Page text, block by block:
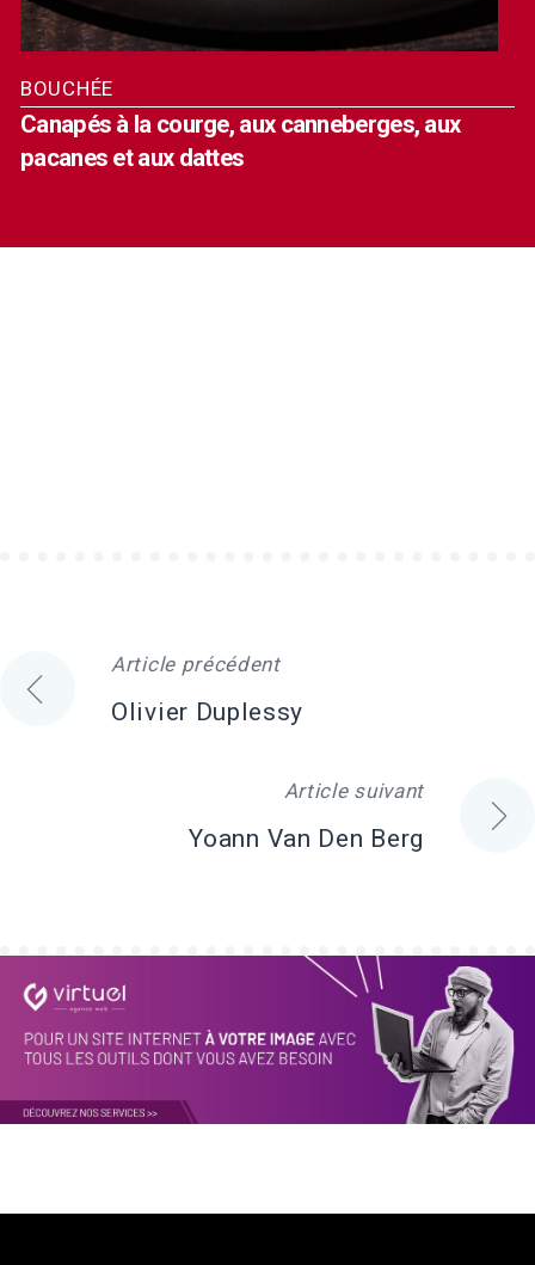
BOUCHÉE
Canapés à la courge, aux canneberges, aux
pacanes et aux dattes
Navigation
Article précédent
Olivier Duplessy
Article suivant
Yoann Van Den Berg